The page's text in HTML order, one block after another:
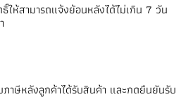
ให้สามารถแจ้งย้อนหลังได้ไม่เกิน 7 วัน
ภาษีหลังลูกค้าได้รับสินค้า และกดยืนยันรับ